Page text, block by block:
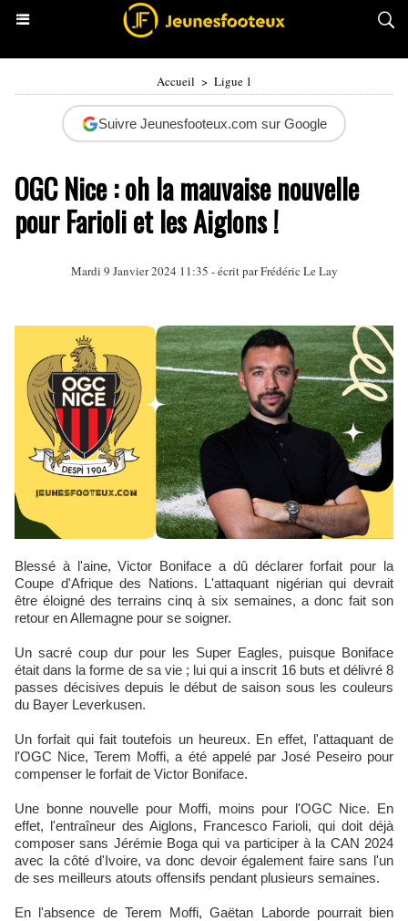
Accueil > Ligue 1
Suivre Jeunesfooteux.com sur Google
OGC Nice : oh la mauvaise nouvelle
pour Farioli et les Aiglons !
Mardi 9 Janvier 2024 11:35 - écrit parFrédéric Le Lay
Blessé à l'aine, Victor Boniface a dû déclarer forfait pour la
Coupe d'Afrique des Nations. L'attaquant nigérian qui devrait
être éloigné des terrains cinq à six semaines, a donc fait son
retour en Allemagne pour se soigner.
Un sacré coup dur pour les Super Eagles, puisque Boniface
était dans la forme de sa vie ; lui qui a inscrit 16 buts et délivré 8
passes décisives depuis le début de saison sous les couleurs
du Bayer Leverkusen.
Un forfait qui fait toutefois un heureux. En effet, l'attaquant de
l'OGC Nice, Terem Moffi, a été appelé par José Peseiro pour
compenser le forfait de Victor Boniface.
Une bonne nouvelle pour Moffi, moins pour l'OGC Nice. En
effet, l'entraîneur des Aiglons, Francesco Farioli, qui doit déjà
composer sans Jérémie Boga qui va participer à la CAN 2024
avec la côté d'Ivoire, va donc devoir également faire sans l'un
de ses meilleurs atouts offensifs pendant plusieurs semaines.
En l'absence de Terem Moffi, Gaëtan Laborde pourrait bien